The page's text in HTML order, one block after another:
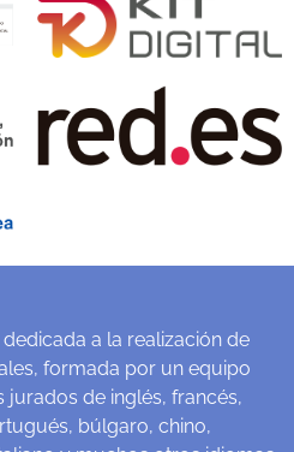
a la realización de
formada por un equipo
de inglés, francés,
búlgaro, chino,